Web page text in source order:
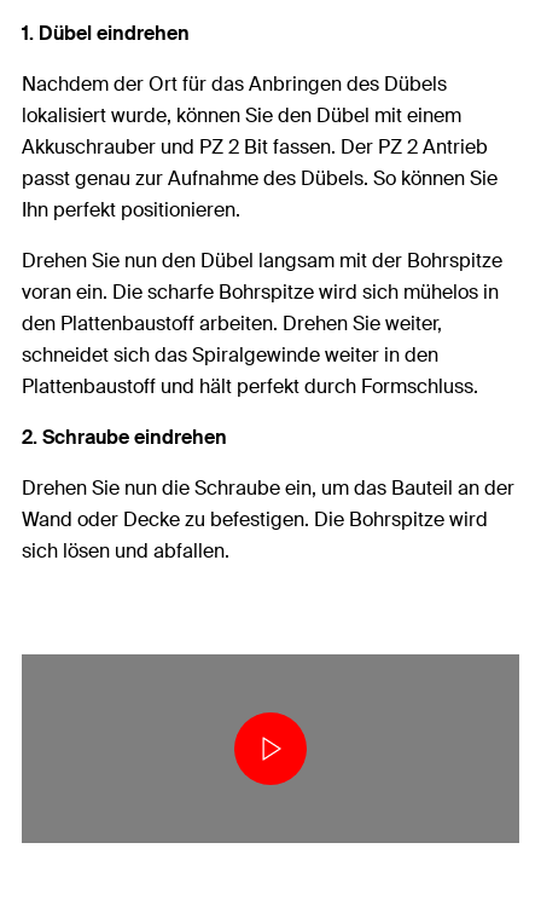
1. Dübel eindrehen
Nachdem der Ort für das Anbringen des Dübels
lokalisiert wurde, können Sie den Dübel mit einem
Akkuschrauber und PZ 2 Bit fassen. Der PZ 2 Antrieb
passt genau zur Aufnahme des Dübels. So können Sie
Ihn perfekt positionieren.
Drehen Sie nun den Dübel langsam mit der Bohrspitze
voran ein. Die scharfe Bohrspitze wird sich mühelos in
den Plattenbaustoff arbeiten. Drehen Sie weiter,
schneidet sich das Spiralgewinde weiter in den
Plattenbaustoff und hält perfekt durch Formschluss.
2. Schraube eindrehen
Drehen Sie nun die Schraube ein, um das Bauteil an der
Wand oder Decke zu befestigen. Die Bohrspitze wird
sich lösen und abfallen.